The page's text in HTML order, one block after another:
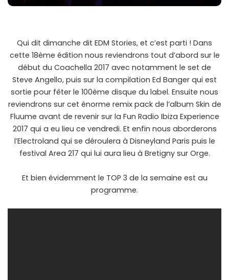
Qui dit dimanche dit EDM Stories, et c’est parti ! Dans
cette 18ème édition nous reviendrons tout d’abord sur le
début du Coachella 2017 avec notamment le set de
Steve Angello, puis sur la compilation Ed Banger qui est
sortie pour fêter le 100ème disque du label. Ensuite nous
reviendrons sur cet énorme remix pack de l’album Skin de
Fluume avant de revenir sur la Fun Radio Ibiza Experience
2017 qui a eu lieu ce vendredi. Et enfin nous aborderons
l’Electroland qui se déroulera à Disneyland Paris puis le
festival Area 217 qui lui aura lieu à Bretigny sur Orge.
Et bien évidemment le TOP 3 de la semaine est au
programme.